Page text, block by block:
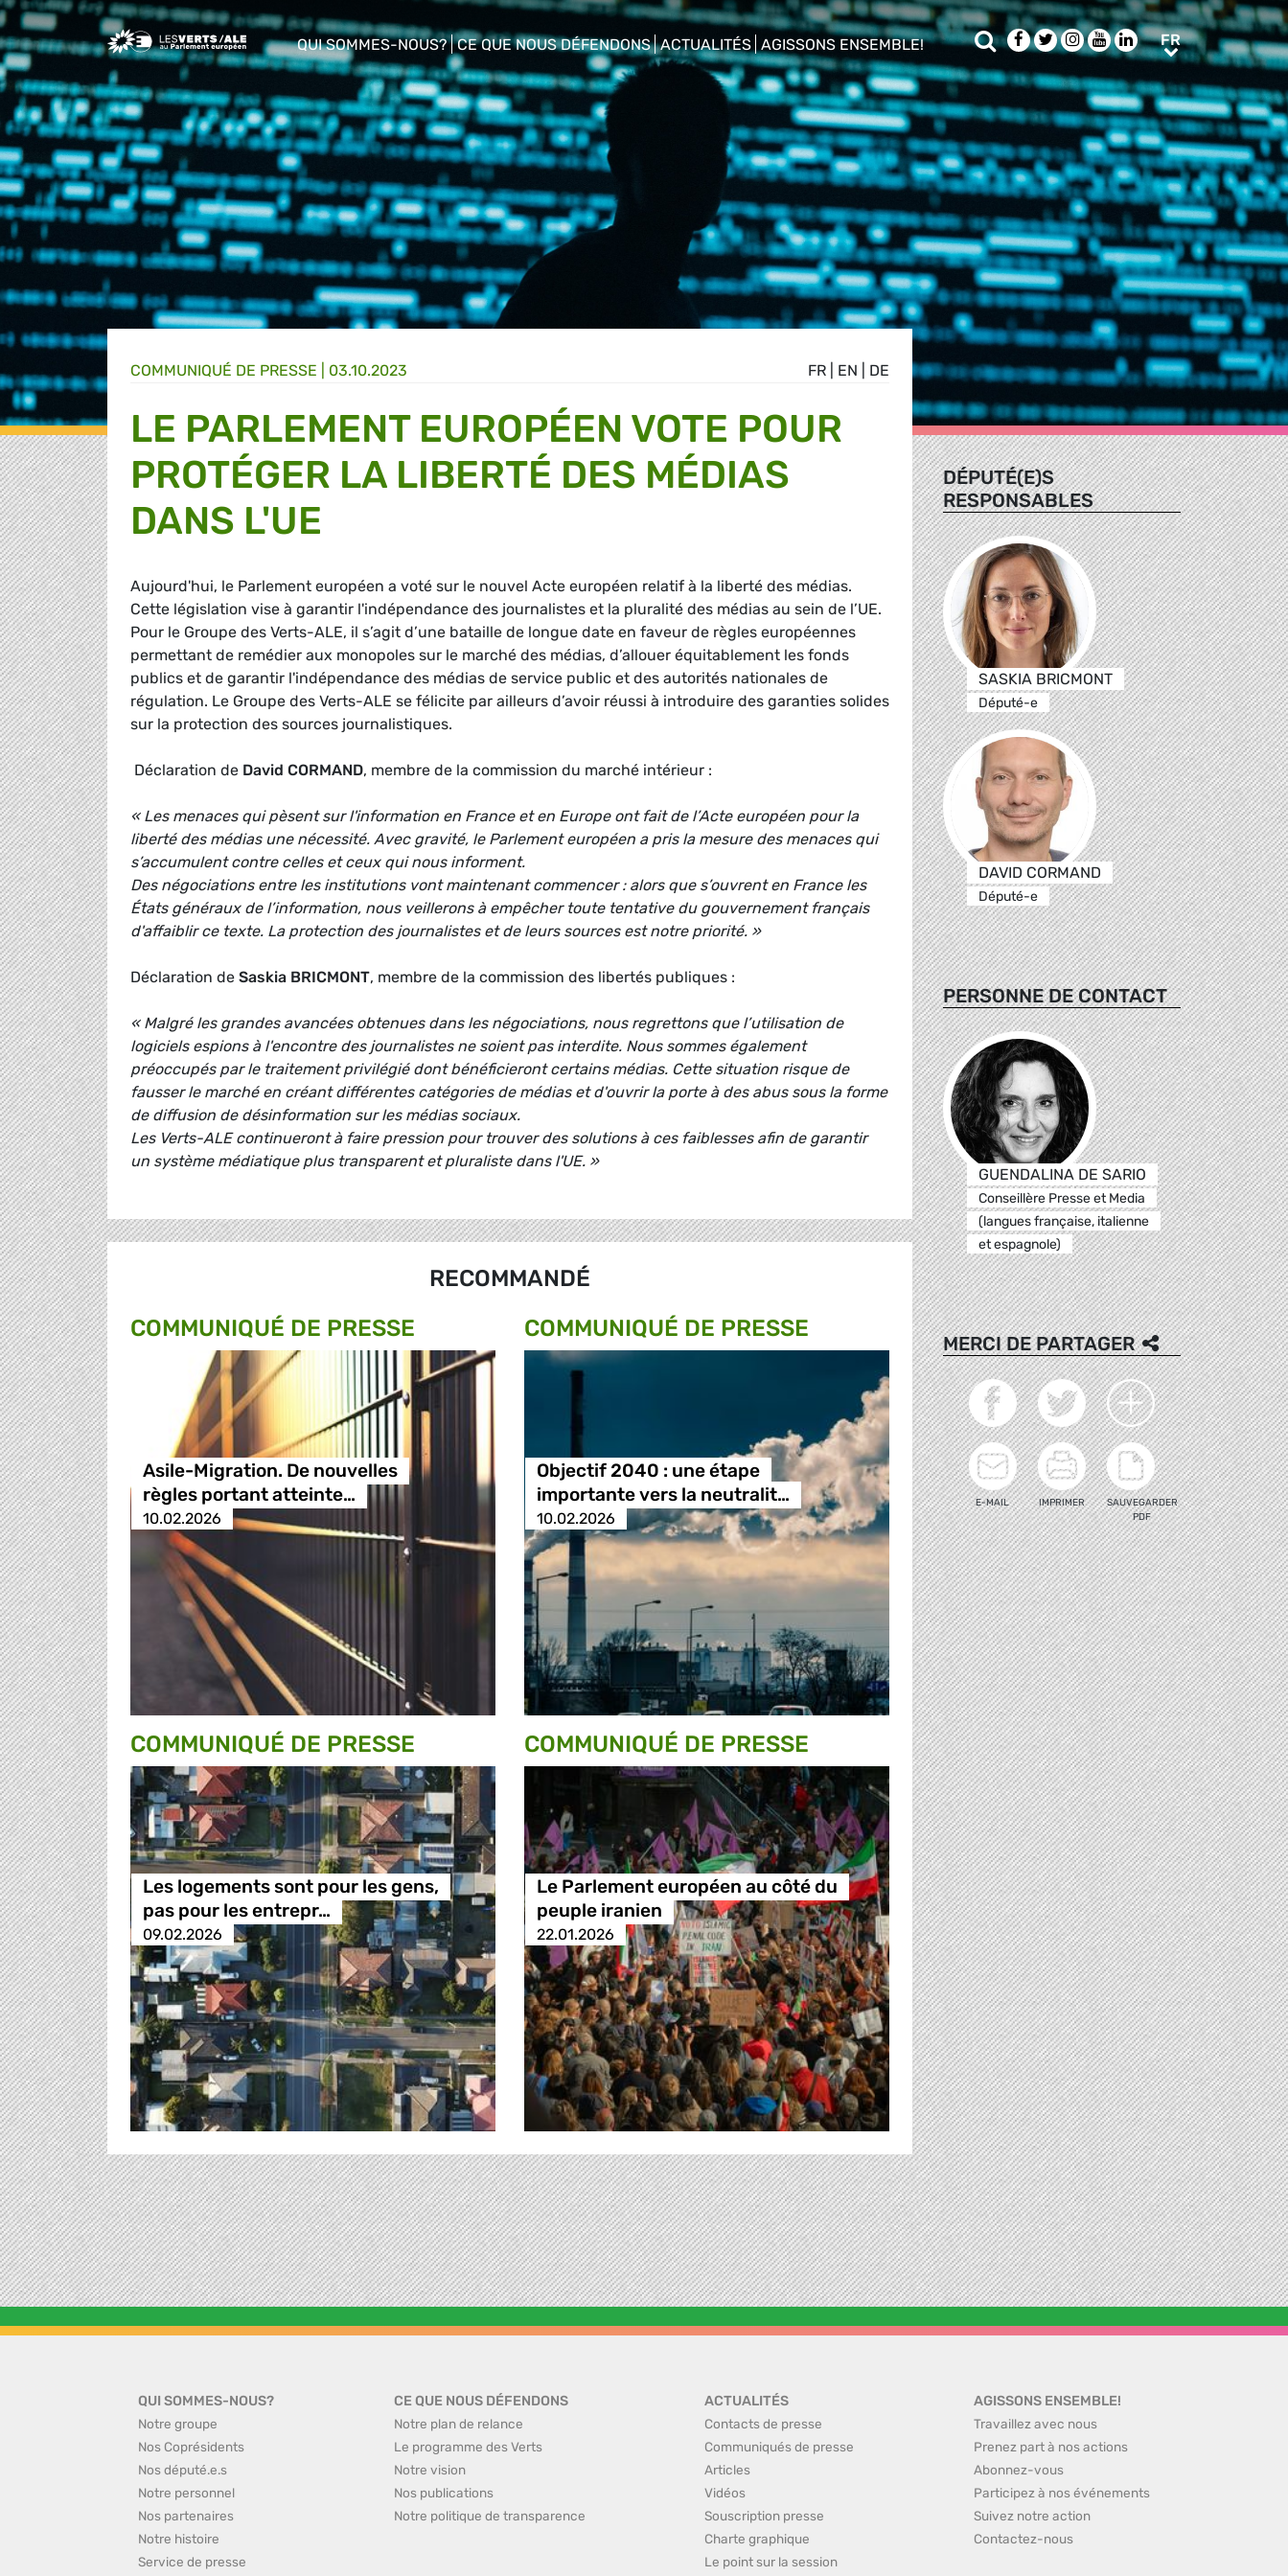
Greens/EFA Home
QUI SOMMES-NOUS?
show/hide sub menu
CE QUE NOUS DÉFENDONS
show/hide sub menu
ACTUALITÉS
show/hide sub menu
AGISSONS ENSEMBLE!
show/hide sub menu
Rechercher
Facebook
TwitterInstagram
Youtube
LinkedIn
FRFR
FR EN DE
COMMUNIQUÉ DE PRESSE 03.10.2023
LE PARLEMENT EUROPÉEN VOTE POUR
PROTÉGER LA LIBERTÉ DES MÉDIAS
DANS L'UE
Aujourd'hui, le Parlement européen a voté sur le nouvel Acte européen relatif à la liberté des médias.
Cette législation vise à garantir l'indépendance des journalistes et la pluralité des médias au sein de l’UE.
Pour le Groupe des Verts-ALE, il s’agit d’une bataille de longue date en faveur de règles européennes
permettant de remédier aux monopoles sur le marché des médias, d’allouer équitablement les fonds
publics et de garantir l'indépendance des médias de service public et des autorités nationales de
régulation. Le Groupe des Verts-ALE se félicite par ailleurs d’avoir réussi à introduire des garanties solides
sur la protection des sources journalistiques.
Déclaration de David CORMAND, membre de la commission du marché intérieur :
« Les menaces qui pèsent sur l'information en France et en Europe ont fait de l’Acte européen pour la
liberté des médias une nécessité. Avec gravité, le Parlement européen a pris la mesure des menaces qui
s’accumulent contre celles et ceux qui nous informent.
Des négociations entre les institutions vont maintenant commencer : alors que s’ouvrent en France les
États généraux de l’information, nous veillerons à empêcher toute tentative du gouvernement français
d'affaiblir ce texte. La protection des journalistes et de leurs sources est notre priorité. »
Déclaration de Saskia BRICMONT, membre de la commission des libertés publiques :
« Malgré les grandes avancées obtenues dans les négociations, nous regrettons que l’utilisation de
logiciels espions à l'encontre des journalistes ne soient pas interdite. Nous sommes également
préoccupés par le traitement privilégié dont bénéficieront certains médias. Cette situation risque de
fausser le marché en créant différentes catégories de médias et d'ouvrir la porte à des abus sous la forme
de diffusion de désinformation sur les médias sociaux.
Les Verts-ALE continueront à faire pression pour trouver des solutions à ces faiblesses afin de garantir
un système médiatique plus transparent et pluraliste dans l'UE. »
RECOMMANDÉ
COMMUNIQUÉ DE PRESSE
Asile-Migration. De nouvelles
règles portant atteinte…
10.02.2026
COMMUNIQUÉ DE PRESSE
Objectif 2040 : une étape
importante vers la neutralit…
10.02.2026
COMMUNIQUÉ DE PRESSE
Les logements sont pour les gens,
pas pour les entrepr…
09.02.2026
COMMUNIQUÉ DE PRESSE
Le Parlement européen au côté du
peuple iranien
22.01.2026
DÉPUTÉ(E)S
RESPONSABLES
SASKIA BRICMONT
Député-e
DAVID CORMAND
Député-e
PERSONNE DE CONTACT
GUENDALINA DE SARIO
Conseillère Presse et Media
(langues française, italienne
et espagnole)
MERCI DE PARTAGER
E-MAIL IMPRIMER
SAUVEGARDER
PDF
QUI SOMMES-NOUS?
Notre groupe
Nos Coprésidents
Nos député.e.s
Notre personnel
Nos partenaires
Notre histoire
Service de presse
CE QUE NOUS DÉFENDONS
Notre plan de relance
Le programme des Verts
Notre vision
Nos publications
Notre politique de transparence
ACTUALITÉS
Contacts de presse
Communiqués de presse
Articles
Vidéos
Souscription presse
Charte graphique
Le point sur la session
AGISSONS ENSEMBLE!
Travaillez avec nous
Prenez part à nos actions
Abonnez-vous
Participez à nos événements
Suivez notre action
Contactez-nous